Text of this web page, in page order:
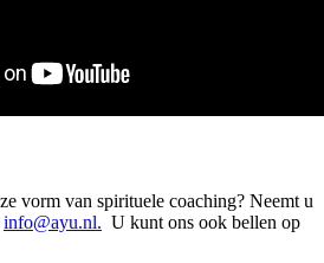
vorm van spirituele coaching? Neemt u
info@ayu.nl. U kunt ons ook bellen op